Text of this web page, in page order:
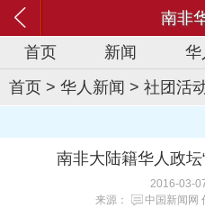
南非
首页
新闻 华
首页 > 华人新闻 > 社团活
南非大陆籍华人政坛
2016-03-
来源：
中国新闻网